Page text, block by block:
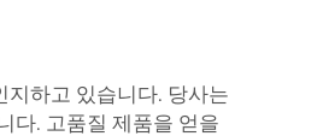
지하고 있습니다. 당사는
다. 고품질 제품을 얻을